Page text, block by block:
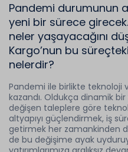
Pandemi durumunun
yeni bir sürece
neler yaşayacağını
Kargo’nun bu
nelerdir?
Pandemi ile birlikte teknoloji
kazandı. Oldukça dinamik
değişen taleplere göre
altyapıyı güçlendirmek, iş
getirmek her zamankinden
de bu değişime ayak